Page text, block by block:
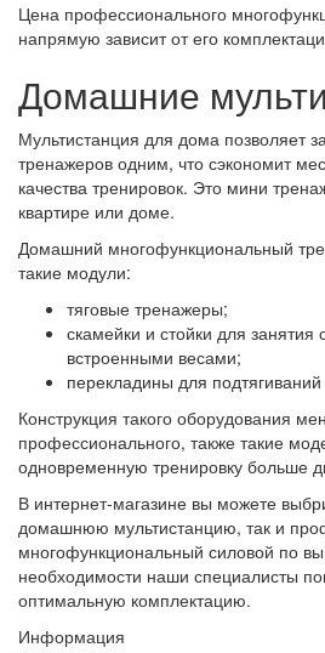
Цена профессионального
напрямую зависит от его
Домашние
Мультистанция для дома позволяет
тренажеров одним, что сэкономит
качества тренировок. Это мини
квартире или доме.
Домашний многофункциональный
такие модули:
тяговые тренажеры;
скамейки и стойки для
встроенными весами;
перекладины для
Конструкция такого оборудования
профессионального, также такие
одновременную тренировку больше
В интернет-магазине вы можете
домашнюю мультистанцию, так и
многофункциональный силовой по
необходимости наши специалисты
оптимальную комплектацию.
Информация